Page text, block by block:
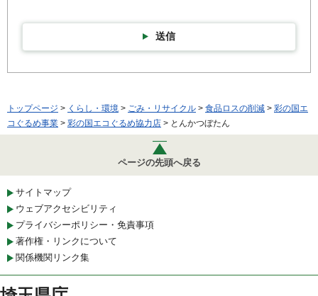
送信
トップページ > くらし・環境 > ごみ・リサイクル > 食品ロスの削減 > 彩の国エ
コぐるめ事業 > 彩の国エコぐるめ協力店 > とんかつぼたん
ページの先頭へ戻る
サイトマップ
ウェブアクセシビリティ
プライバシーポリシー・免責事項
著作権・リンクについて
関係機関リンク集